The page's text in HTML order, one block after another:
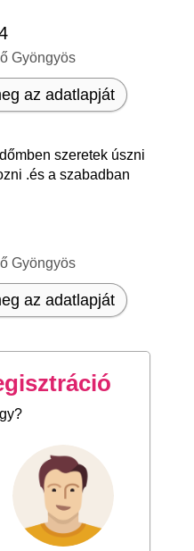
Gyöngyös
az adatlapját
szeretek úszni
.és a szabadban
Gyöngyös
az adatlapját